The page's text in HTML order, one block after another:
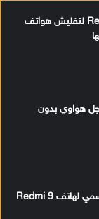
تحميل أداة Realme Flash Tool لتفليش هواتف
هواوي بدون
تحميل تحديث MIUI 12.5 الرسمي لهاتف Redmi 9